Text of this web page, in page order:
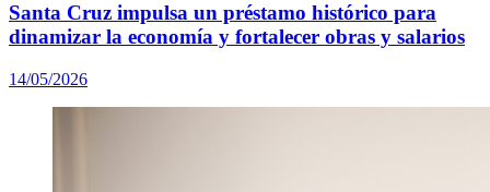
Santa Cruz impulsa un préstamo histórico para
dinamizar la economía y fortalecer obras y salarios
14/05/2026